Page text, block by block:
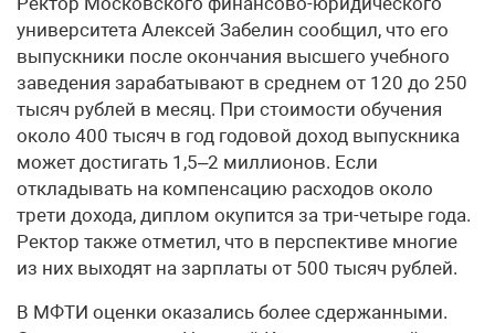
университета Алексей Забелин сообщил, что его
выпускники после окончания высшего учебного
заведения зарабатывают в среднем от 120 до 250
тысяч рублей в месяц. При стоимости обучения
около 400 тысяч в год годовой доход выпускника
может достигать 1,5–2 миллионов. Если
откладывать на компенсацию расходов около
трети дохода, диплом окупится за три-четыре года.
Ректор также отметил, что в перспективе многие
из них выходят на зарплаты от 500 тысяч рублей.
В МФТИ оценки оказались более сдержанными.